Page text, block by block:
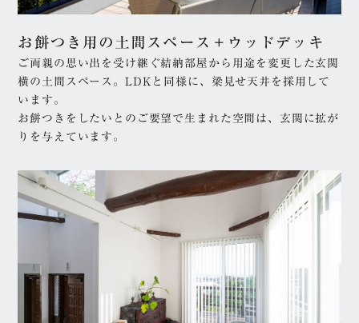
お餅つき用の土間スペース＋ウッドデッキ
ご両親の思い出を受け継ぐ結納部屋から用途を変更した玄関
横の土間スペース。LDKと同様に、梁見せ天井を採用して
います。
お餅つきをしたいとのご要望で生まれた空間は、玄関に拡が
りを与えています。